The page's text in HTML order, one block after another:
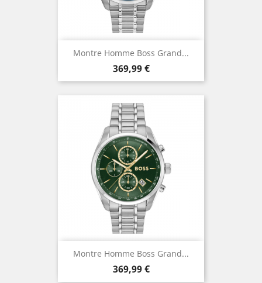
Montre Homme Boss Grand...
Prix
369,99 €
Montre Homme Boss Grand...
Prix
369,99 €